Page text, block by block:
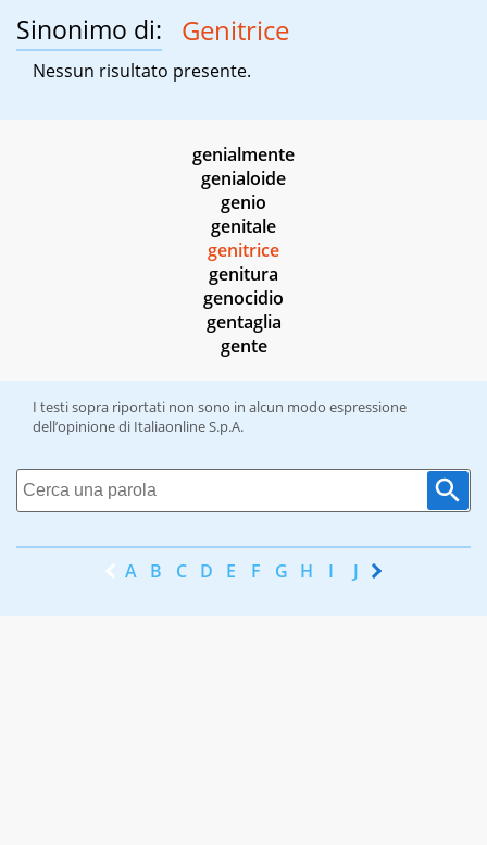
Sinonimo di: Genitrice
Nessun risultato presente.
genialmente
genialoide
genio
genitale
genitrice
genitura
genocidio
gentaglia
gente
I testi sopra riportati non sono in alcun modo espressione
dell’opinione di Italiaonline S.p.A.
A B C D E F G H I J K